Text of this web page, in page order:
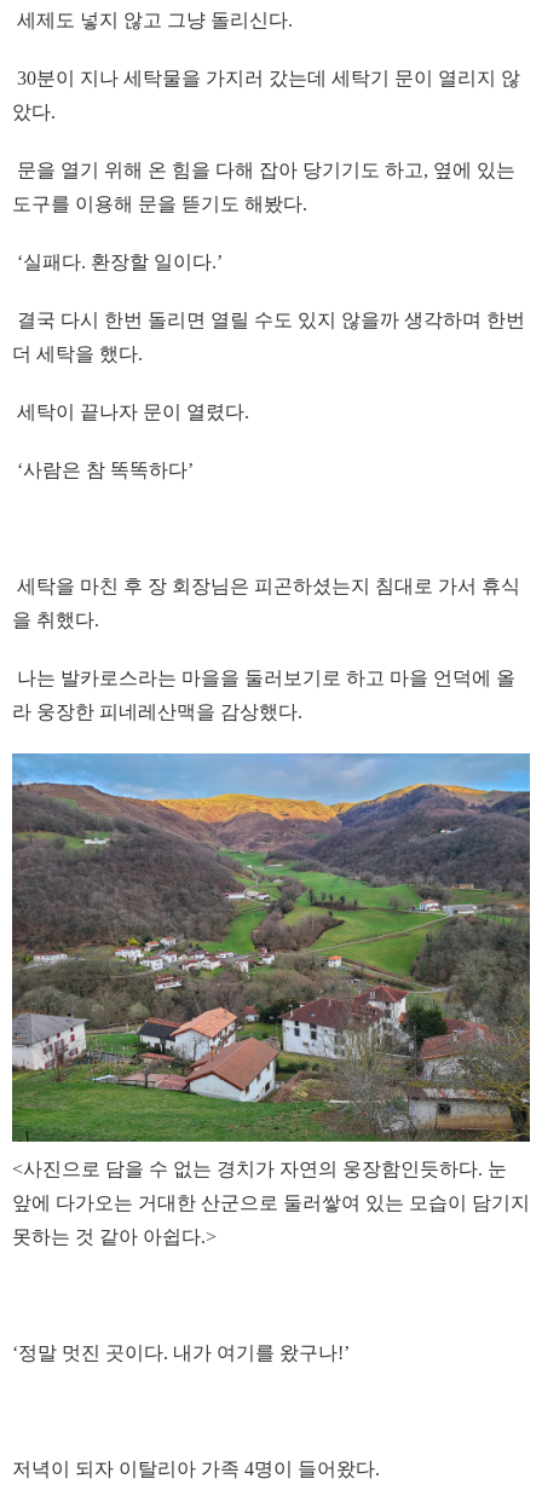
세제도 넣지 않고 그냥 돌리신다.
30분이 지나 세탁물을 가지러 갔는데 세탁기 문이 열리지 않
았다.
문을 열기 위해 온 힘을 다해 잡아 당기기도 하고, 옆에 있는
도구를 이용해 문을 뜯기도 해봤다.
‘실패다. 환장할 일이다.’
결국 다시 한번 돌리면 열릴 수도 있지 않을까 생각하며 한번
더 세탁을 했다.
세탁이 끝나자 문이 열렸다.
‘사람은 참 똑똑하다’
세탁을 마친 후 장 회장님은 피곤하셨는지 침대로 가서 휴식
을 취했다.
나는 발카로스라는 마을을 둘러보기로 하고 마을 언덕에 올
라 웅장한 피네레산맥을 감상했다.
<사진으로 담을 수 없는 경치가 자연의 웅장함인듯하다. 눈
앞에 다가오는 거대한 산군으로 둘러쌓여 있는 모습이 담기지
못하는 것 같아 아쉽다.>
‘정말 멋진 곳이다. 내가 여기를 왔구나!’
저녁이 되자 이탈리아 가족 4명이 들어왔다.